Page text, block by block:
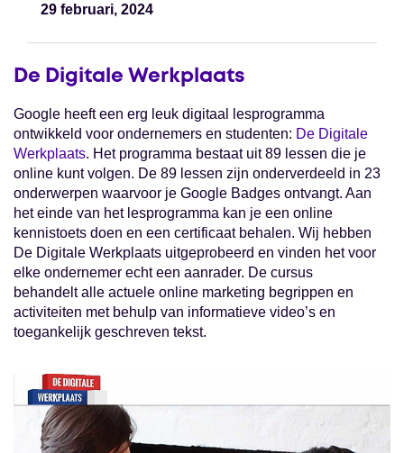
29 februari, 2024
De Digitale Werkplaats
Google heeft een erg leuk digitaal lesprogramma
ontwikkeld voor ondernemers en studenten: De Digitale
Werkplaats. Het programma bestaat uit 89 lessen die je
online kunt volgen. De 89 lessen zijn onderverdeeld in 23
onderwerpen waarvoor je Google Badges ontvangt. Aan
het einde van het lesprogramma kan je een online
kennistoets doen en een certificaat behalen. Wij hebben
De Digitale Werkplaats uitgeprobeerd en vinden het voor
elke ondernemer echt een aanrader. De cursus
behandelt alle actuele online marketing begrippen en
activiteiten met behulp van informatieve video’s en
toegankelijk geschreven tekst.